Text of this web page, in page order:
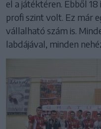
el a játéktéren. Ebből
profi szint volt. Ez már
vállalható szám is.
labdájával, minden